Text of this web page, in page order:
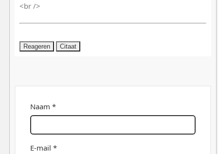
<br />
Reageren Citaat
Naam *
E-mail *